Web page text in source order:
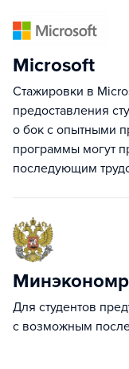
Microsoft
Стажировки в
предоставления
о бок с опытными
программы могут
последующим
Для студентов
с возможным